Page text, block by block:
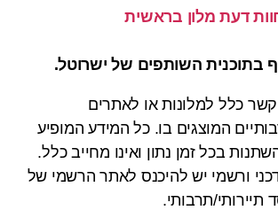
דעת מלון בראשית
השותפים של ישרוטל.
כלל למלונות או לאתרים
המוצגים בו. כל המידע המופיע
בכל זמן נתון ואינו מחייב כלל.
ורשמי יש להיכנס לאתר הרשמי של
תיירותי/תרבותי.